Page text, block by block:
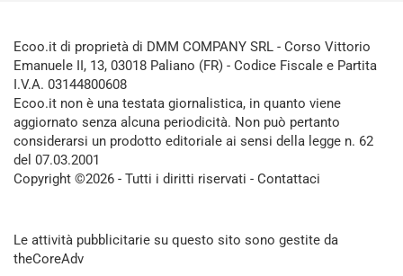
Ecoo.it di proprietà di DMM COMPANY SRL - Corso Vittorio
Emanuele II, 13, 03018 Paliano (FR) - Codice Fiscale e Partita
I.V.A. 03144800608
Ecoo.it non è una testata giornalistica, in quanto viene
aggiornato senza alcuna periodicità. Non può pertanto
considerarsi un prodotto editoriale ai sensi della legge n. 62
del 07.03.2001
Copyright ©2026 - Tutti i diritti riservati - Contattaci
Le attività pubblicitarie su questo sito sono gestite da
theCoreAdv